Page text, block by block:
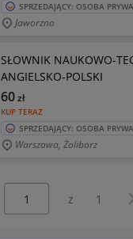
SPRZEDAJĄCY: OSOBA
Jaworzno
SŁOWNIK NAUKOWO-
ANGIELSKO-POLSKI
KUP TERAZ
60zł
SPRZEDAJĄCY: OSOBA
Warszawa, Żoliborz
z 1